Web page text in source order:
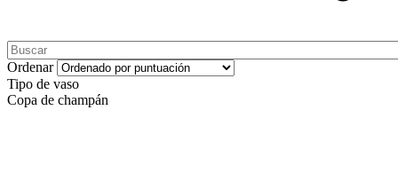
Ordenar
Tipo de vaso
Copa de champán